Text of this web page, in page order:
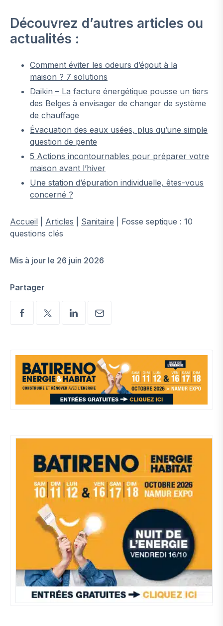
Découvrez d’autres articles ou
actualités :
Comment éviter les odeurs d’égout à la
maison ? 7 solutions
Daikin – La facture énergétique pousse un tiers
des Belges à envisager de changer de système
de chauffage
Évacuation des eaux usées, plus qu’une simple
question de pente
5 Actions incontournables pour préparer votre
maison avant l’hiver
Une station d’épuration individuelle, êtes-vous
concerné ?
Accueil Articles Sanitaire
Fosse septique : 10
questions clés
Mis à jour le 26 juin 2026
Partager